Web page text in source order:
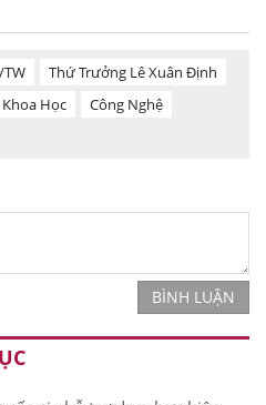
Thứ Trưởng Lê Xuân Định
Khoa Học
Công Nghệ
BÌNH LUẬN